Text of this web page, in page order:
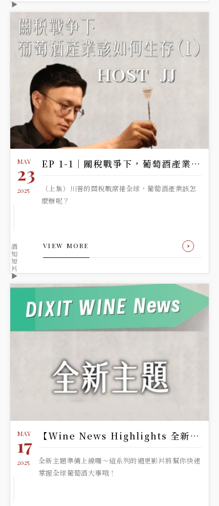
▶️
MAY
23
2025
酒
知
短
片
▶️
EP 1-1｜關稅戰爭下，葡萄酒產業該如何生存
（上集）川普的關稅戰席捲全球，葡萄酒產業該怎
麼辦呢？
VIEW MORE
MAY
17
2025
【Wine News Highlights 全新主題 前導預告】
全新主題準備上線囉～這系列的週更影片將幫你快速
掌握全球葡萄酒大事哦！